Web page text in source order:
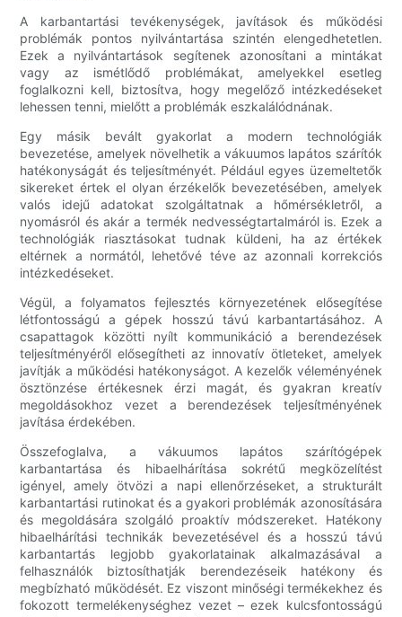
A karbantartási tevékenységek, javítások és működési
problémák pontos nyilvántartása szintén elengedhetetlen.
Ezek a nyilvántartások segítenek azonosítani a mintákat
vagy az ismétlődő problémákat, amelyekkel esetleg
foglalkozni kell, biztosítva, hogy megelőző intézkedéseket
lehessen tenni, mielőtt a problémák eszkalálódnának.
Egy másik bevált gyakorlat a modern technológiák
bevezetése, amelyek növelhetik a vákuumos lapátos szárítók
hatékonyságát és teljesítményét. Például egyes üzemeltetők
sikereket értek el olyan érzékelők bevezetésében, amelyek
valós idejű adatokat szolgáltatnak a hőmérsékletről, a
nyomásról és akár a termék nedvességtartalmáról is. Ezek a
technológiák riasztásokat tudnak küldeni, ha az értékek
eltérnek a normától, lehetővé téve az azonnali korrekciós
intézkedéseket.
Végül, a folyamatos fejlesztés környezetének elősegítése
létfontosságú a gépek hosszú távú karbantartásához. A
csapattagok közötti nyílt kommunikáció a berendezések
teljesítményéről elősegítheti az innovatív ötleteket, amelyek
javítják a működési hatékonyságot. A kezelők véleményének
ösztönzése értékesnek érzi magát, és gyakran kreatív
megoldásokhoz vezet a berendezések teljesítményének
javítása érdekében.
Összefoglalva, a vákuumos lapátos szárítógépek
karbantartása és hibaelhárítása sokrétű megközelítést
igényel, amely ötvözi a napi ellenőrzéseket, a strukturált
karbantartási rutinokat és a gyakori problémák azonosítására
és megoldására szolgáló proaktív módszereket. Hatékony
hibaelhárítási technikák bevezetésével és a hosszú távú
karbantartás legjobb gyakorlatainak alkalmazásával a
felhasználók biztosíthatják berendezéseik hatékony és
megbízható működését. Ez viszont minőségi termékekhez és
fokozott termelékenységhez vezet – ezek kulcsfontosságú